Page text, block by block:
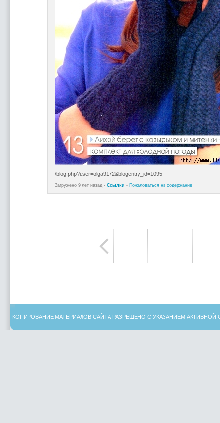
/blog.php?user=olga9172&blogentry_id=1095
Загружено 9 лет назад - Ссылки - Пожаловаться на содержание
КОПИРОВАНИЕ МАТЕРИАЛОВ САЙТА РАЗРЕШЕНО С УКАЗАНИЕМ АКТИВНОЙ